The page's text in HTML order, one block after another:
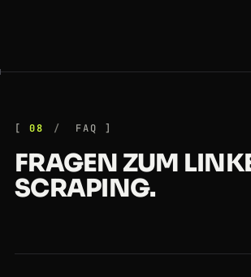
08 FAQ
FRAGEN ZUM
SCRAPING.